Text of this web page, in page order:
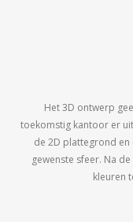
Het 3D ontwerp
toekomstig kantoor er
de 2D plattegrond
gewenste sfeer. Na
kleuren